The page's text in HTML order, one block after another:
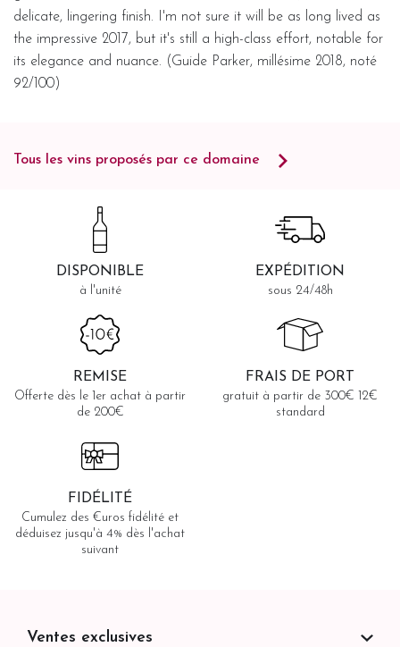
delicate, lingering finish. I'm not sure it will be as long lived as
the impressive 2017, but it's still a high-class effort, notable for
its elegance and nuance. (Guide Parker, millésime 2018, noté
92/100)
Tous les vins proposés par ce domaine
DISPONIBLE
à l'unité
EXPÉDITION
sous 24/48h
REMISE
Offerte dès le 1er achat à partir
de 200€
FRAIS DE PORT
gratuit à partir de 300€ 12€
standard
FIDÉLITÉ
Cumulez des €uros fidélité et
déduisez jusqu'à 4% dès l'achat
suivant
Ventes exclusives